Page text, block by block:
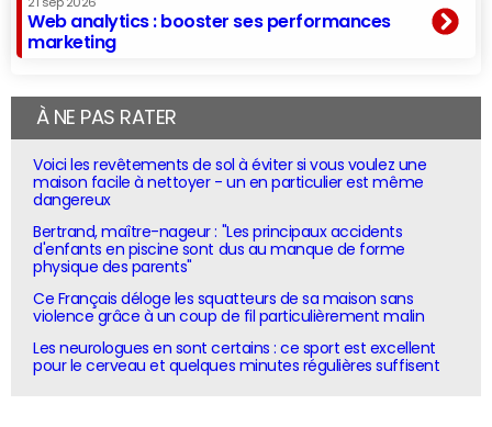
21 sep 2026
Web analytics : booster ses performances
marketing
À NE PAS RATER
Voici les revêtements de sol à éviter si vous voulez une
maison facile à nettoyer - un en particulier est même
dangereux
Bertrand, maître-nageur : "Les principaux accidents
d'enfants en piscine sont dus au manque de forme
physique des parents"
Ce Français déloge les squatteurs de sa maison sans
violence grâce à un coup de fil particulièrement malin
Les neurologues en sont certains : ce sport est excellent
pour le cerveau et quelques minutes régulières suffisent